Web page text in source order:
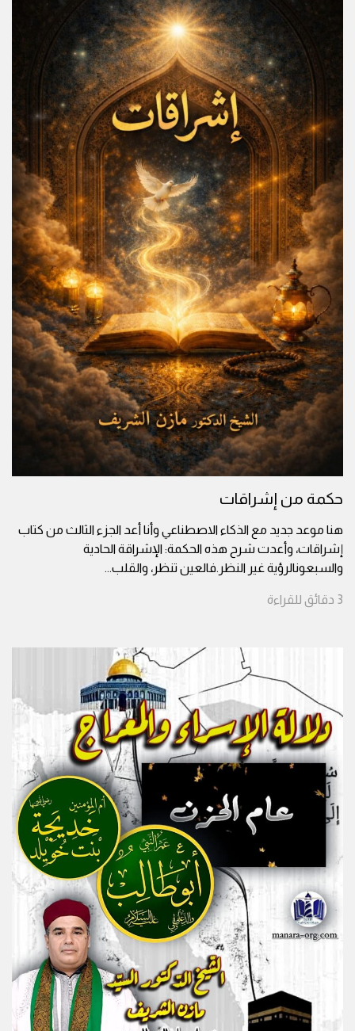
حكمة من إشراقات
هنا موعد جديد مع الذكاء الاصطناعي وأنا أعد الجزء الثالث من كتاب
إشراقات، وأعدت شرح هذه الحكمة: الإشراقة الحادية
والسبعونالرؤية غير النظر.فالعين تنظر، والقلب...
3 دقائق للقراءة